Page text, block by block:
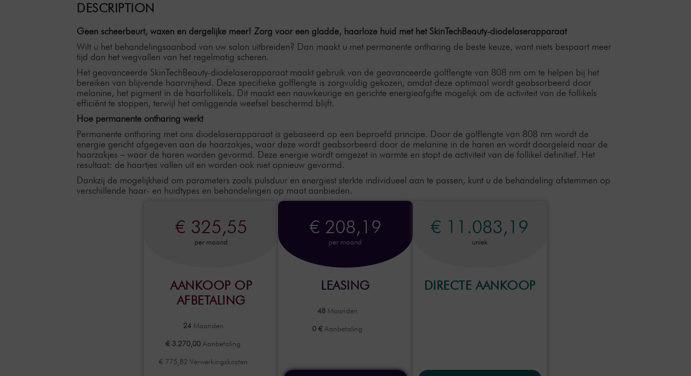
DESCRIPTION
Geen scheerbeurt, waxen en dergelijke meer! Zorg voor een gladde, haarloze huid met het SkinTechBeauty-diodelaserapparaat
Wilt u het behandelingsaanbod van uw salon uitbreiden? Dan maakt u met permanente ontharing de beste keuze, want niets bespaart meer
tijd dan het wegvallen van het regelmatig scheren.
Het geavanceerde SkinTechBeauty-diodelaserapparaat maakt gebruik van de geavanceerde golflengte van 808 nm om te helpen bij het
bereiken van blijvende haarvrijheid. Deze specifieke golflengte is zorgvuldig gekozen, omdat deze optimaal wordt geabsorbeerd door
melanine, het pigment in de haarfollikels. Dit maakt een nauwkeurige en gerichte energieafgifte mogelijk om de activiteit van de follikels
efficiënt te stoppen, terwijl het omliggende weefsel beschermd blijft.
Hoe permanente ontharing werkt
Permanente ontharing met ons diodelaserapparaat is gebaseerd op een beproefd principe. Door de golflengte van 808 nm wordt de
energie gericht afgegeven aan de haarzakjes, waar deze wordt geabsorbeerd door de melanine in de haren en wordt doorgeleid naar de
haarzakjes – waar de haren worden gevormd. Deze energie wordt omgezet in warmte en stopt de activiteit van de follikel definitief. Het
resultaat: de haartjes vallen uit en worden ook niet opnieuw gevormd.
Dankzij de mogelijkheid om parameters zoals pulsduur en energiest sterkte individueel aan te passen, kunt u de behandeling afstemmen op
verschillende haar- en huidtypes en behandelingen op maat aanbieden.
€ 325,55
per maand
AANKOOP OP
AFBETALING
24Maanden
€ 3.270,00 Aanbetaling
€ 775,82 Verwerkingskosten
€ 208,19
per maand
LEASING
48Maanden
0 € Aanbetaling
€ 11.083,19
uniek
DIRECTE AANKOOP